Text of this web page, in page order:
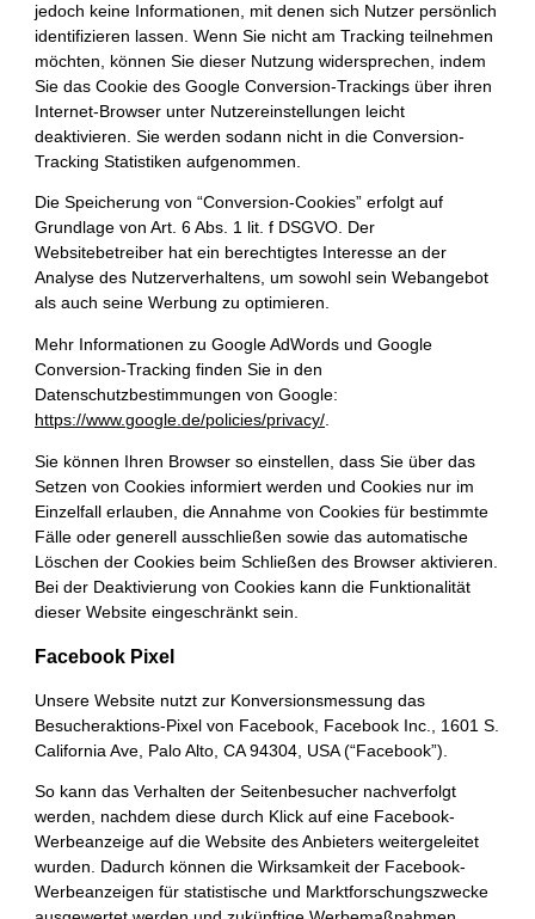
jedoch keine Informationen, mit denen sich Nutzer persönlich
identifizieren lassen. Wenn Sie nicht am Tracking teilnehmen
möchten, können Sie dieser Nutzung widersprechen, indem
Sie das Cookie des Google Conversion-Trackings über ihren
Internet-Browser unter Nutzereinstellungen leicht
deaktivieren. Sie werden sodann nicht in die Conversion-
Tracking Statistiken aufgenommen.
Die Speicherung von “Conversion-Cookies” erfolgt auf
Grundlage von Art. 6 Abs. 1 lit. f DSGVO. Der
Websitebetreiber hat ein berechtigtes Interesse an der
Analyse des Nutzerverhaltens, um sowohl sein Webangebot
als auch seine Werbung zu optimieren.
Mehr Informationen zu Google AdWords und Google
Conversion-Tracking finden Sie in den
Datenschutzbestimmungen von Google:
https://www.google.de/policies/privacy/
Sie können Ihren Browser so einstellen, dass Sie über das
Setzen von Cookies informiert werden und Cookies nur im
Einzelfall erlauben, die Annahme von Cookies für bestimmte
Fälle oder generell ausschließen sowie das automatische
Löschen der Cookies beim Schließen des Browser aktivieren.
Bei der Deaktivierung von Cookies kann die Funktionalität
dieser Website eingeschränkt sein.
Facebook Pixel
Unsere Website nutzt zur Konversionsmessung das
Besucheraktions-Pixel von Facebook, Facebook Inc., 1601 S.
California Ave, Palo Alto, CA 94304, USA (“Facebook”).
So kann das Verhalten der Seitenbesucher nachverfolgt
werden, nachdem diese durch Klick auf eine Facebook-
Werbeanzeige auf die Website des Anbieters weitergeleitet
wurden. Dadurch können die Wirksamkeit der Facebook-
Werbeanzeigen für statistische und Marktforschungszwecke